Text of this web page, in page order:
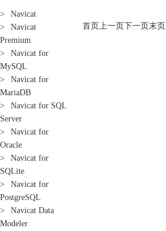
>
Navicat
>
Navicat
Premium
>
Navicat for
MySQL
>
Navicat for
MariaDB
>
Navicat for SQL
Server
>
Navicat for
Oracle
>
Navicat for
SQLite
>
Navicat for
PostgreSQL
>
Navicat Data
Modeler
首页上一页下一页末页